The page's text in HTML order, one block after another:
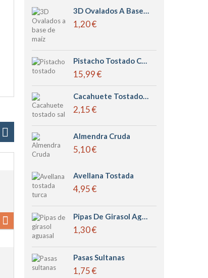
3D Ovalados A Base De Maíz Leng D´or
1,20 €
Pistacho Tostado Con Sal
15,99 €
Cacahuete Tostado Sal
2,15 €
Almendra Cruda
5,10 €
Avellana Tostada
4,95 €
Pipas De Girasol Aguasal
1,30 €
Pasas Sultanas
1,75 €